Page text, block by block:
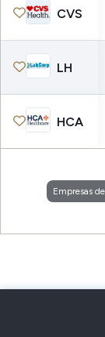
CVS
LH
HCA
Empresas